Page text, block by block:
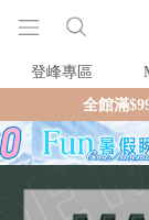
登峰專區
全館滿$990即享免